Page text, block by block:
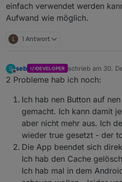
einfach verwendet werden
Aufwand wie möglich.
L 1 Antwort
S
Offline
seb DEVELOPER schrieb am 30.
zuletzt editiert
2 Probleme hab ich noch:
Ich hab nen Button auf
gemacht. Ich kann damit
aber nicht mehr aus. Ich
wieder true gesetzt - der
Die App beendet sich
Ich hab den Cache
Ich hab mal in dem